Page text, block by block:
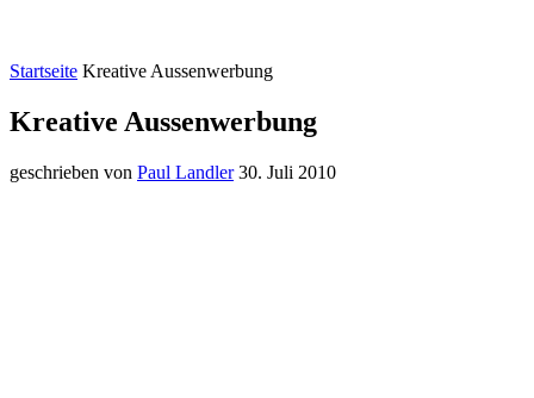
Startseite Kreative Aussenwerbung
Kreative Aussenwerbung
geschrieben von Paul Landler 30. Juli 2010